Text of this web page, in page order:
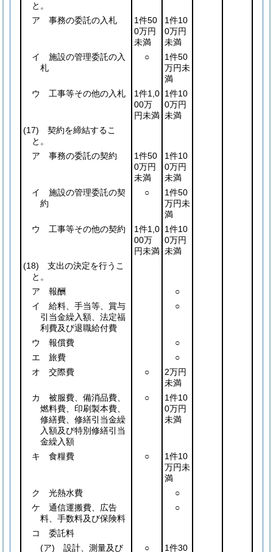
と。
ア 事務の委託の入札
1件50
0万円
未満
1件10
0万円
未満
イ 施設の管理委託の入
札
○
1件50
万円未
満
ウ 工事等その他の入札
1件1,0
00万
円未満
1件10
0万円
未満
(17) 契約を締結するこ
と。
ア 事務の委託の契約
1件50
0万円
未満
1件10
0万円
未満
イ 施設の管理委託の契
約
○
1件50
万円未
満
ウ 工事等その他の契約
1件1,0
00万
円未満
1件10
0万円
未満
(18) 支出の決定を行うこ
と。
ア 報酬
○
イ 給料、手当等、賞与
引当金繰入額、法定福
利費及び退職給付費
○
ウ 報償費
○
エ 旅費
○
オ 交際費
○
2万円
未満
カ 被服費、備消品費、
燃料費、印刷製本費、
修繕費、修繕引当金繰
入額及び特別修繕引当
金繰入額
○
1件10
0万円
未満
キ 食糧費 ○
1件10
万円未
満
ク 光熱水費
○
ケ 通信運搬費、広告
料、手数料及び保険料
○
コ 委託料
(ア) 設計、測量及び ○ 1件30